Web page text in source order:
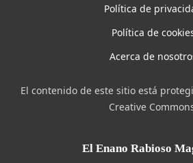
Política de
Política de
Acerca de
El contenido de este sitio está
Creative
El Enano Rabioso